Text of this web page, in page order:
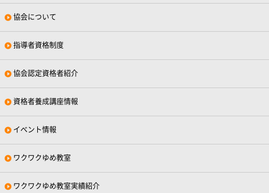
協会について
指導者資格制度
協会認定資格者紹介
資格者養成講座情報
イベント情報
ワクワクゆめ教室
ワクワクゆめ教室実績紹介